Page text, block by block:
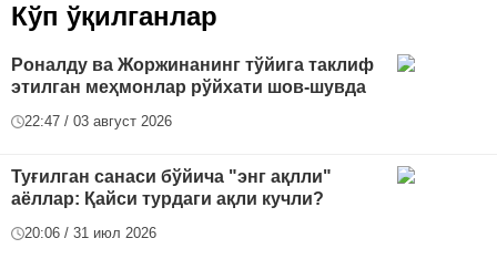
Кўп ўқилганлар
Роналду ва Жоржинанинг тўйига таклиф
этилган меҳмонлар рўйхати шов-шувда
22:47 / 03 август 2026
Туғилган санаси бўйича "энг ақлли"
аёллар: Қайси турдаги ақли кучли?
20:06 / 31 июл 2026